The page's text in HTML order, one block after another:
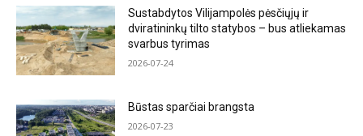
Sustabdytos Vilijampolės pėsčiųjų ir
dviratininkų tilto statybos – bus atliekamas
svarbus tyrimas
2026-07-24
Būstas sparčiai brangsta
2026-07-23